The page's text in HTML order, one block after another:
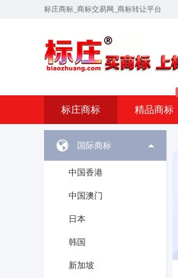
标庄商标_商标交易网_商标转让平台
标庄商标 精品商标
国际商标
中国香港
中国澳门
日本
韩国
新加坡